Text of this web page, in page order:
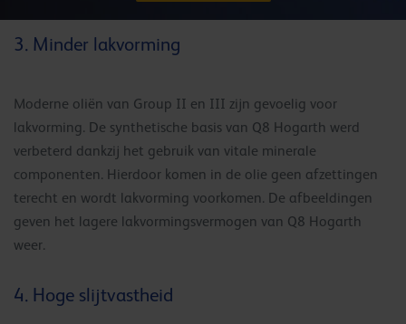
3. Minder lakvorming
Moderne oliën van Group II en III zijn gevoelig voor
lakvorming. De synthetische basis van Q8 Hogarth werd
verbeterd dankzij het gebruik van vitale minerale
componenten. Hierdoor komen in de olie geen afzettingen
terecht en wordt lakvorming voorkomen. De afbeeldingen
geven het lagere lakvormingsvermogen van Q8 Hogarth
weer.
4. Hoge slijtvastheid